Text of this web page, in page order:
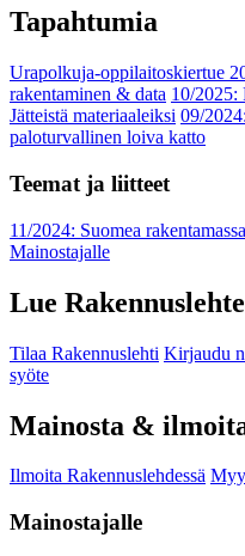
Tapahtumia
Urapolkuja-oppilaitoskiertue
rakentaminen & data 10/2025:
Jätteistä materiaaleiksi 09/
paloturvallinen loiva katto
Teemat ja liitteet
11/2024: Suomea rakentamassa
Mainostajalle
Lue
Tilaa Rakennuslehti Kirjaudu
syöte
Mainosta &
Ilmoita Rakennuslehdessä
Mainostajalle